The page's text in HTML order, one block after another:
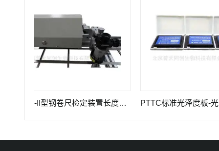
PTTC-II型钢卷尺检定装置长度计量仪器 PTTC标准光泽度板-光学计